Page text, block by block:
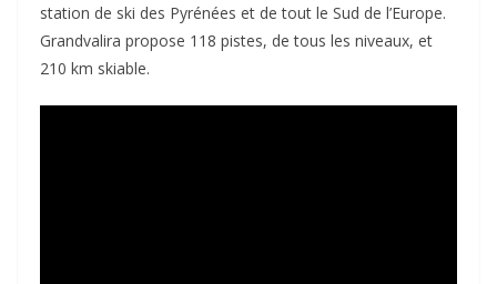
station de ski des Pyrénées et de tout le Sud de l’Europe.
Grandvalira propose 118 pistes, de tous les niveaux, et
210 km skiable.